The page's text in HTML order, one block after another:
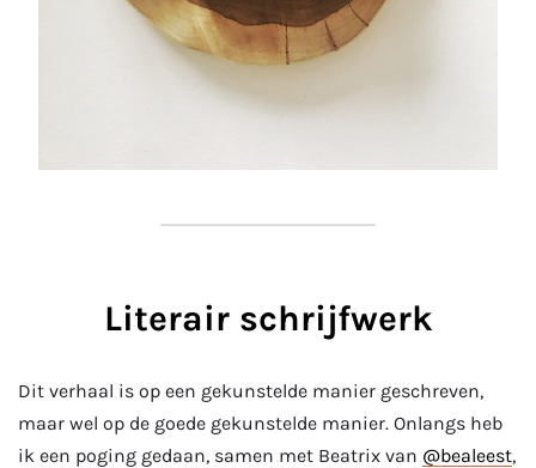
Literair schrijfwerk
Dit verhaal is op een gekunstelde manier geschreven,
maar wel op de goede gekunstelde manier. Onlangs heb
ik een poging gedaan, samen met Beatrix van @bealeest,